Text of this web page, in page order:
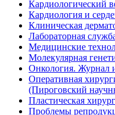
Кардиологический
Кардиология и
Клиническая
Лабораторная
Медицинские
Молекулярная
Онкология. Журнал
Оперативная
(Пироговский
Пластическая
Проблемы